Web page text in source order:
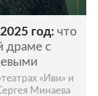
год: что
драме с
«Иви» и
Минаева